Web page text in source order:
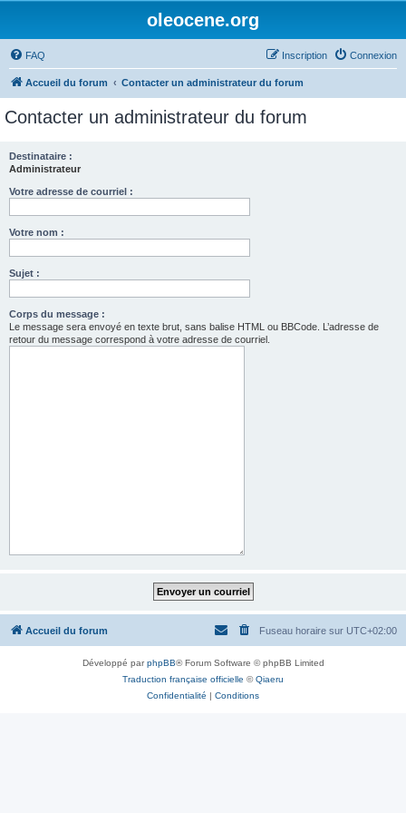
oleocene.org
FAQ Connexion
Inscription
Accueil du forum Contacter un administrateur du forum
Contacter un administrateur du forum
Destinataire :
Administrateur
Votre adresse de courriel :
Votre nom :
Sujet :
Corps du message :
Le message sera envoyé en texte brut, sans balise HTML ou BBCode. L’adresse de
retour du message correspond à votre adresse de courriel.
Accueil du forum Fuseau horaire sur UTC+02:00
Développé parphpBB® Forum Software © phpBB Limited
Traduction française officielle ©Qiaeru
Confidentialité | Conditions